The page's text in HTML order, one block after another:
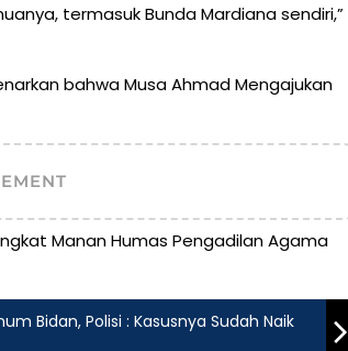
termasuk Bunda Mardiana sendiri,”
bahwa Musa Ahmad Mengajukan
Manan Humas Pengadilan Agama
Bidan, Polisi : Kasusnya Sudah Naik